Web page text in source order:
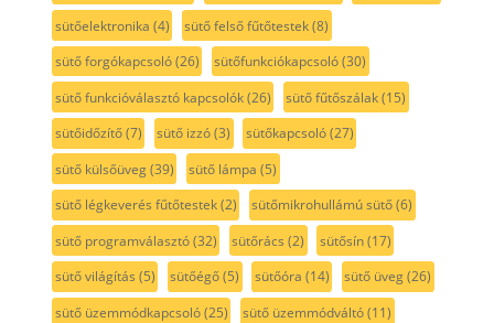
sütőelektronika (4) sütő felső fűtőtestek(8)
sütő forgókapcsoló(26) sütőfunkciókapcsoló(30)
sütő funkcióválasztó kapcsolók(26) sütő fűtőszálak(15)
sütőidőzítő(7) sütő izzó(3) sütőkapcsoló(27)
sütő külsőüveg(39) sütő lámpa (5)
sütő légkeverés fűtőtestek(2) sütőmikrohullámú sütő(6)
sütő programválasztó(32) sütőrács (2) sütősín(17)
sütő világítás (5) sütőégő(5) sütőóra (14) sütő üveg(26)
sütő üzemmódkapcsoló(25) sütő üzemmódváltó(11)